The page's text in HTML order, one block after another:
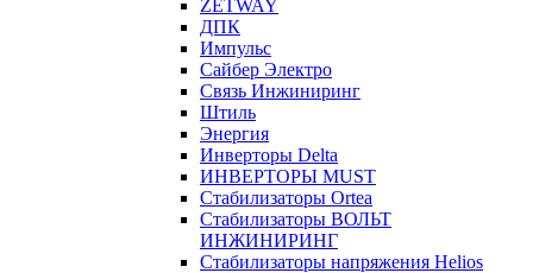
ZETWAY
ДПК
Импульс
Сайбер Электро
Связь Инжиниринг
Штиль
Энергия
Инверторы Delta
ИНВЕРТОРЫ MUST
Стабилизаторы Ortea
Стабилизаторы ВОЛЬТ
ИНЖИНИРИНГ
Стабилизаторы напряжения Helios